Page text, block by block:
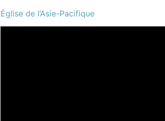
Église de l’Asie-Pacifique